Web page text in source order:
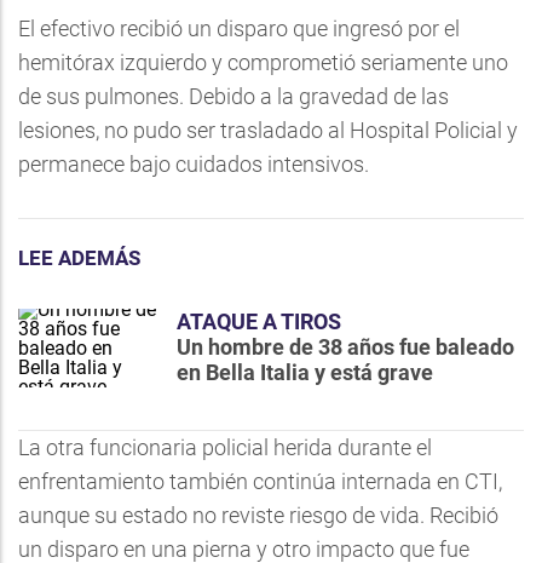
El efectivo recibió un disparo que ingresó por el
hemitórax izquierdo y comprometió seriamente uno
de sus pulmones. Debido a la gravedad de las
lesiones, no pudo ser trasladado al Hospital Policial y
permanece bajo cuidados intensivos.
LEE ADEMÁS
ATAQUE A TIROS
Un hombre de 38 años fue baleado
en Bella Italia y está grave
La otra funcionaria policial herida durante el
enfrentamiento también continúa internada en CTI,
aunque su estado no reviste riesgo de vida. Recibió
un disparo en una pierna y otro impacto que fue